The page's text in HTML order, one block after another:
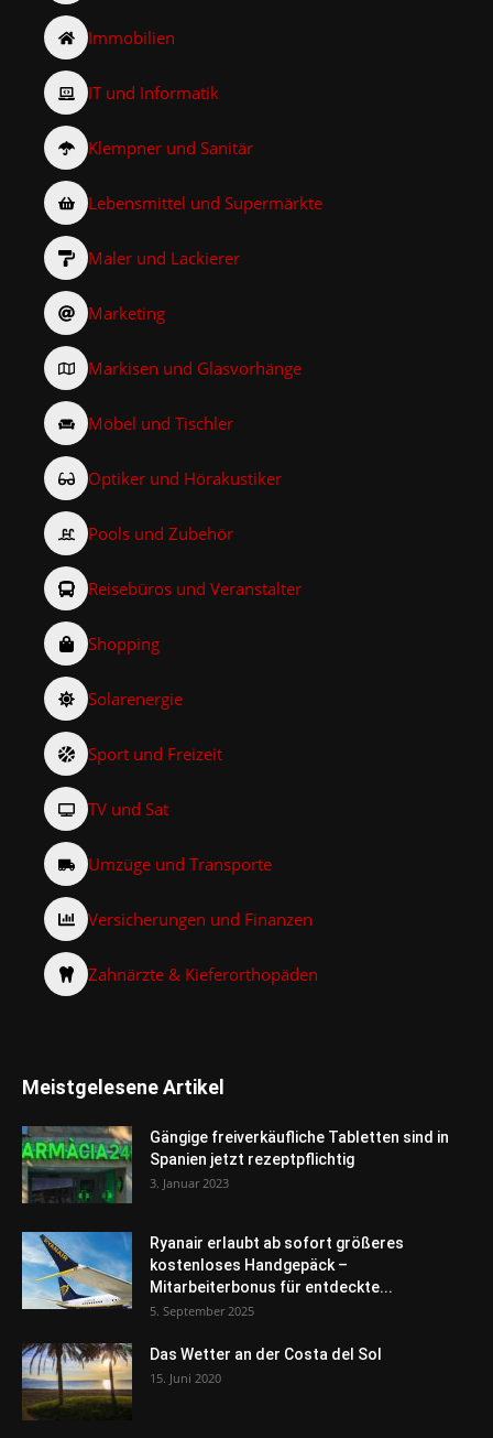
Immobilien
IT und Informatik
Klempner und Sanitär
Lebensmittel und Supermärkte
Maler und Lackierer
Marketing
Markisen und Glasvorhänge
Möbel und Tischler
Optiker und Hörakustiker
Pools und Zubehör
Reisebüros und Veranstalter
Shopping
Solarenergie
Sport und Freizeit
TV und Sat
Umzüge und Transporte
Versicherungen und Finanzen
Zahnärzte & Kieferorthopäden
Meistgelesene Artikel
Gängige freiverkäufliche Tabletten sind in
Spanien jetzt rezeptpflichtig
3. Januar 2023
Ryanair erlaubt ab sofort größeres
kostenloses Handgepäck –
Mitarbeiterbonus für entdeckte...
5. September 2025
Das Wetter an der Costa del Sol
15. Juni 2020